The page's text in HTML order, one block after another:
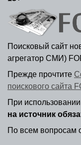
Поисковый сайт
агрегатор СМИ)
Прежде прочтите
поискового сайта
При
на источник
По всем вопросам